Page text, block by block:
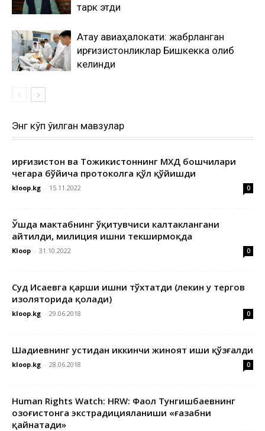
тарк этди
Ақтау авиаҳалокати: жабрланган
қирғизистонликлар Бишкекка олиб
келинди
Энг кўп ўқилган мавзулар
Қирғизистон ва Тожикистоннинг МХДҚ бошчилари
чегара бўйича протоколга қўл қўйишди
kloop.kg - 15.11.2022 0
Ўшда мактабнинг ўқитувчиси калтаклангани
айтилди, милиция ишни текширмоқда
Kloop - 31.10.2022 0
Суд Исаевга қарши ишни тўхтатди (лекин у тергов
изоляторида қолади)
kloop.kg - 29.06.2018 0
Шадиевнинг устидан иккинчи жиноят иши қўзғалди
kloop.kg - 28.06.2018 0
Human Rights Watch: HRW: Фаол Тунгишбаевнинг
Қозоғистонга экстрадицияланиши «ғазабни
қайнатади»